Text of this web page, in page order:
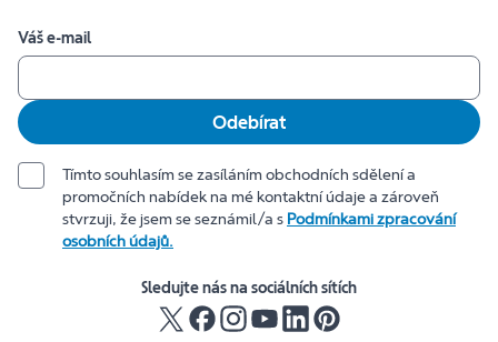
Váš e-mail
Odebírat
Tímto souhlasím se zasíláním obchodních sdělení a
promočních nabídek na mé kontaktní údaje a zároveň
stvrzuji, že jsem se seznámil/a s Podmínkami zpracování
osobních údajů.
Sledujte nás na sociálních sítích